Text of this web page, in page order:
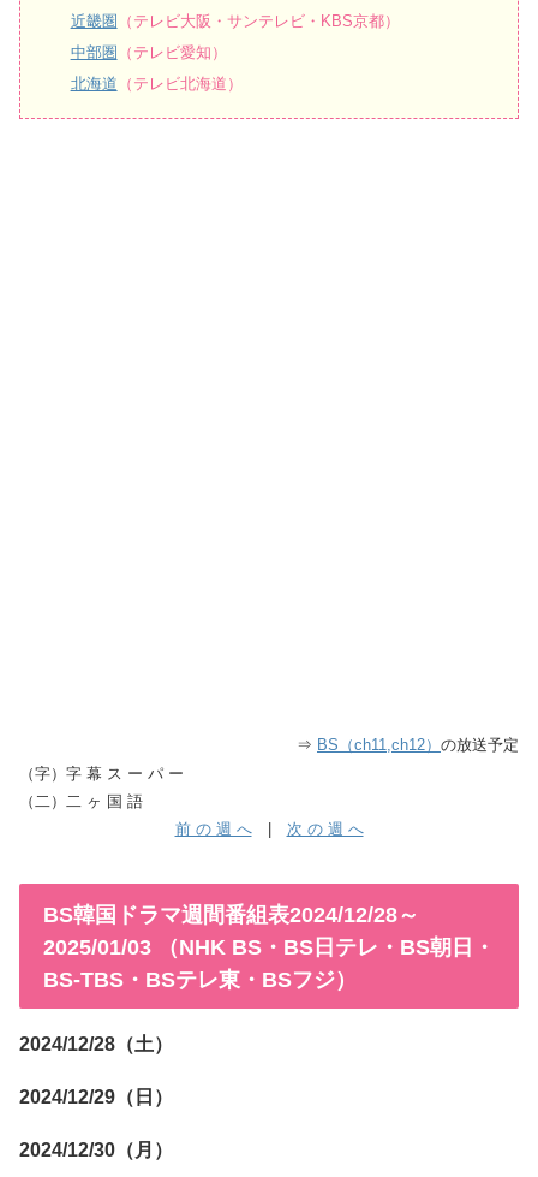
近畿圏 （テレビ大阪・サンテレビ・KBS京都）
中部圏 （テレビ愛知）
北海道 （テレビ北海道）
⇒ BS（ch11,ch12） の放送予定
（字）字 幕 ス ー パ ー
（二）二 ヶ 国 語
前 の 週 へ| 次 の 週 へ
BS韓国ドラマ週間番組表2024/12/28～
2025/01/03 （NHK BS・BS日テレ・BS朝日・
BS-TBS・BSテレ東・BSフジ）
2024/12/28（土）
2024/12/29（日）
2024/12/30（月）